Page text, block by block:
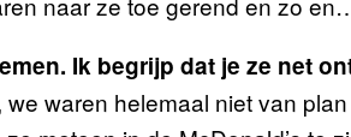
Ik begrijp dat je ze net
waren helemaal niet van